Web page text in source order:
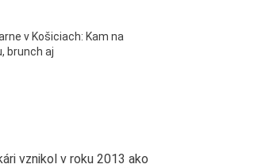
v Košiciach: Kam na
brunch aj
vznikol v roku 2013 ako